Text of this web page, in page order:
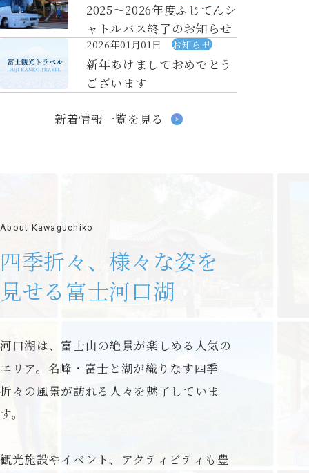
2025～2026年度ふじてんシ
ャトルバス終了のお知らせ
2026年01月01日 お知らせ
新年あけましておめでとう
ございます
新着情報一覧を見る
About Kawaguchiko
四季折々、様々な姿を
見せる富士河口湖
河口湖は、富士山の絶景が楽しめる人気の
エリア。 名峰・富士と湖が織りなす四季
折々の風景が訪れる人々を魅了していま
す。
観光施設やイベント、アクティビティも豊